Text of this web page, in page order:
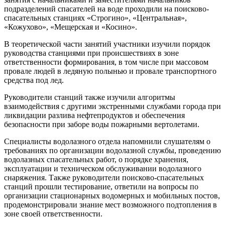
подразделений спасателей на воде проходили на поисково-
спасательных станциях «Строгино», «Центральная»,
«Кожухово», «Мещерская и «Косино».
В теоретической части занятий участники изучили порядок
руководства станциями при происшествиях в зоне
ответственности формирования, в том числе при массовом
провале людей в ледяную полынью и провале транспортного
средства под лед.
Руководители станций также изучили алгоритмы
взаимодействия с другими экстренными службами города при
ликвидации разлива нефтепродуктов и обеспечения
безопасности при заборе воды пожарными вертолетами.
Специалисты водолазного отдела напомнили слушателям о
требованиях по организации водолазной службы, проведению
водолазных спасательных работ, о порядке хранения,
эксплуатации и техническом обслуживании водолазного
снаряжения. Также руководители поисково-спасательных
станций прошли тестирование, ответили на вопросы по
организации стационарных водомерных и мобильных постов,
продемонстрировали знание мест возможного подтопления в
зоне своей ответственности.